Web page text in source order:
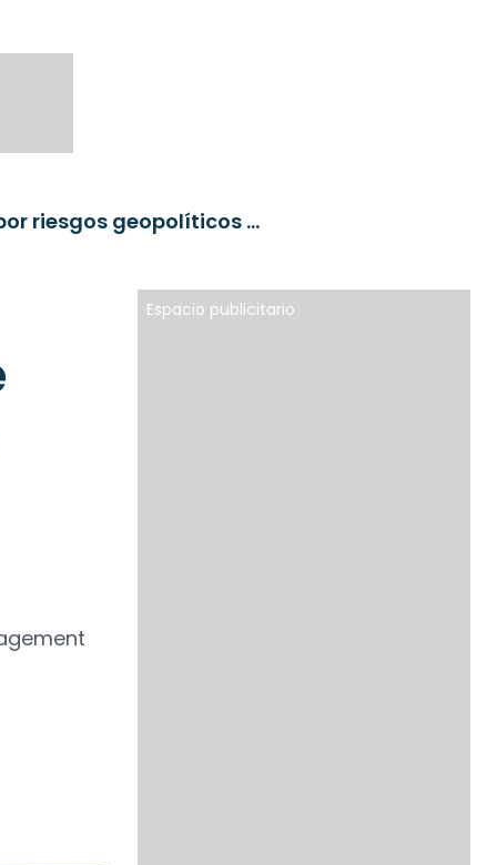
Gestores de inversión en Chile están más cautos por riesgos geopolíticos y recesión en su economía
Espacio publicitario